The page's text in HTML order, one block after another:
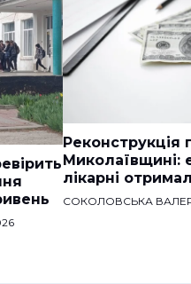
Реконструкція
Миколаївщині:
лікарні
СОКОЛОВСЬКА